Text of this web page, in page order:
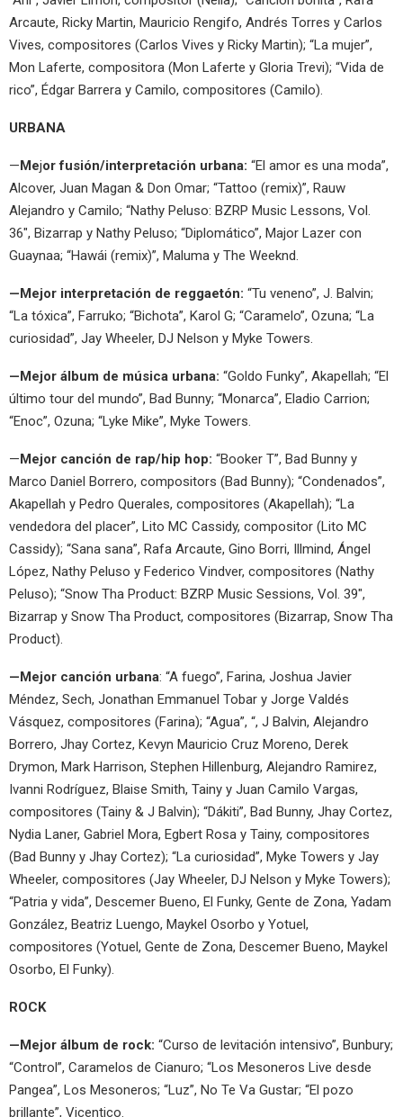
Arcaute, Ricky Martin, Mauricio Rengifo, Andrés Torres y Carlos
Vives, compositores (Carlos Vives y Ricky Martin); “La mujer”,
Mon Laferte, compositora (Mon Laferte y Gloria Trevi); “Vida de
rico”, Édgar Barrera y Camilo, compositores (Camilo).
URBANA
—Mejor fusión/interpretación urbana: “El amor es una moda”,
Alcover, Juan Magan & Don Omar; “Tattoo (remix)”, Rauw
Alejandro y Camilo; “Nathy Peluso: BZRP Music Lessons, Vol.
36″, Bizarrap y Nathy Peluso; “Diplomático”, Major Lazer con
Guaynaa; “Hawái (remix)”, Maluma y The Weeknd.
—Mejor interpretación de reggaetón: “Tu veneno”, J. Balvin;
“La tóxica”, Farruko; “Bichota”, Karol G; “Caramelo”, Ozuna; “La
curiosidad”, Jay Wheeler, DJ Nelson y Myke Towers.
—Mejor álbum de música urbana: “Goldo Funky”, Akapellah; “El
último tour del mundo”, Bad Bunny; “Monarca”, Eladio Carrion;
“Enoc”, Ozuna; “Lyke Mike”, Myke Towers.
—Mejor canción de rap/hip hop: “Booker T”, Bad Bunny y
Marco Daniel Borrero, compositors (Bad Bunny); “Condenados”,
Akapellah y Pedro Querales, compositores (Akapellah); “La
vendedora del placer”, Lito MC Cassidy, compositor (Lito MC
Cassidy); “Sana sana”, Rafa Arcaute, Gino Borri, Illmind, Ángel
López, Nathy Peluso y Federico Vindver, compositores (Nathy
Peluso); “Snow Tha Product: BZRP Music Sessions, Vol. 39″,
Bizarrap y Snow Tha Product, compositores (Bizarrap, Snow Tha
Product).
—Mejor canción urbana: “A fuego”, Farina, Joshua Javier
Méndez, Sech, Jonathan Emmanuel Tobar y Jorge Valdés
Vásquez, compositores (Farina); “Agua”, “, J Balvin, Alejandro
Borrero, Jhay Cortez, Kevyn Mauricio Cruz Moreno, Derek
Drymon, Mark Harrison, Stephen Hillenburg, Alejandro Ramirez,
Ivanni Rodríguez, Blaise Smith, Tainy y Juan Camilo Vargas,
compositores (Tainy & J Balvin); “Dákiti”, Bad Bunny, Jhay Cortez,
Nydia Laner, Gabriel Mora, Egbert Rosa y Tainy, compositores
(Bad Bunny y Jhay Cortez); “La curiosidad”, Myke Towers y Jay
Wheeler, compositores (Jay Wheeler, DJ Nelson y Myke Towers);
“Patria y vida”, Descemer Bueno, El Funky, Gente de Zona, Yadam
González, Beatriz Luengo, Maykel Osorbo y Yotuel,
compositores (Yotuel, Gente de Zona, Descemer Bueno, Maykel
Osorbo, El Funky).
ROCK
—Mejor álbum de rock: “Curso de levitación intensivo”, Bunbury;
“Control”, Caramelos de Cianuro; “Los Mesoneros Live desde
Pangea”, Los Mesoneros; “Luz”, No Te Va Gustar; “El pozo
brillante”, Vicentico.